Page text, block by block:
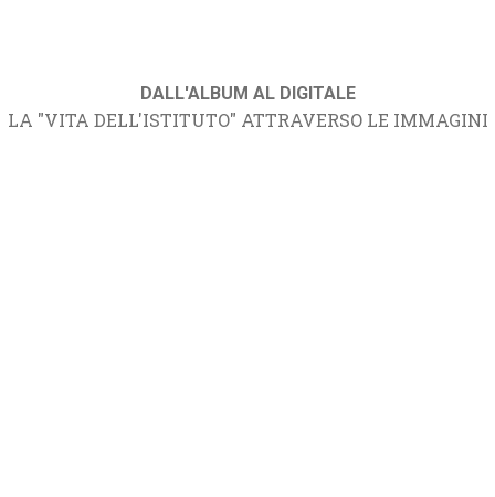
DALL'ALBUM AL DIGITALE
LA "VITA DELL'ISTITUTO" ATTRAVERSO LE IMMAGINI